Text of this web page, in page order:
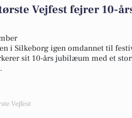
Vejfest fejrer 10-
i Silkeborg igen omdannet til
sit 10-års jubilæum med et
Vejfest